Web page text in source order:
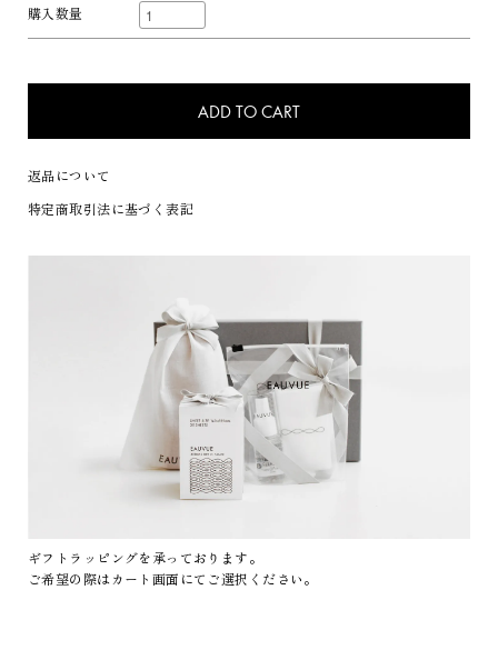
購入数量
ADD TO CART
返品について
特定商取引法に基づく表記
ギフトラッピングを承っております。
ご希望の際はカート画面にてご選択ください。